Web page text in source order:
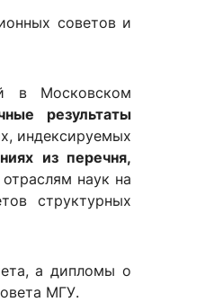
советов и
в Московском
результаты
индексируемых
из перечня,
наук на
структурных
а дипломы о
МГУ.